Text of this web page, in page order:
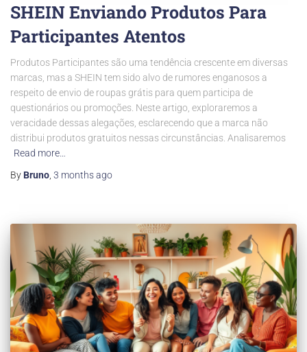
SHEIN Enviando Produtos Para
Participantes Atentos
Produtos Participantes são uma tendência crescente em diversas
marcas, mas a SHEIN tem sido alvo de rumores enganosos a
respeito de envio de roupas grátis para quem participa de
questionários ou promoções. Neste artigo, exploraremos a
veracidade dessas alegações, esclarecendo que a marca não
distribui produtos gratuitos nessas circunstâncias. Analisaremos
Read more…
By Bruno, 3 monthsago